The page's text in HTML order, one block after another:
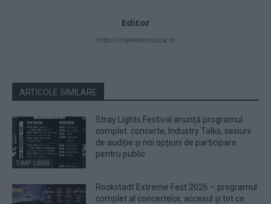
Editor
https://traiestemuzica.ro
ARTICOLE SIMILARE
TIMP LIBER
Stray Lights Festival anunță programul
complet: concerte, Industry Talks, sesiuni
de audiție și noi opțiuni de participare
pentru public
Rockstadt Extreme Fest 2026 – programul
complet al concertelor, accesul și tot ce